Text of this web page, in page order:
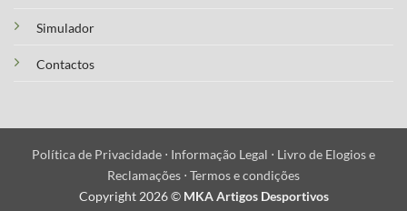
Simulador
Contactos
Política de Privacidade ⋅ Informação Legal ⋅ Livro de Elogios e
Reclamações ⋅ Termos e condições
Copyright 2026 © MKA Artigos Desportivos